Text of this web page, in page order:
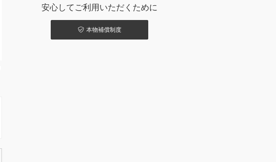
安心してご利用いただくために
本物補償制度